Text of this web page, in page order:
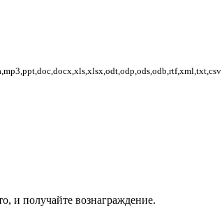
и получайте вознаграждение.